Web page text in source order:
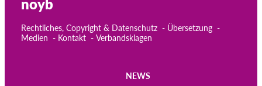
noyb
Rechtliches, Copyright & Datenschutz
Übersetzung
Medien
Kontakt Verbandsklagen
NEWS